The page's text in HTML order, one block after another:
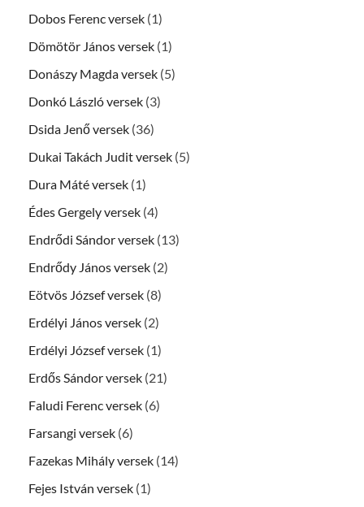
Dobos Ferenc versek (1)
Dömötör János versek (1)
Donászy Magda versek (5)
Donkó László versek (3)
Dsida Jenő versek (36)
Dukai Takách Judit versek (5)
Dura Máté versek (1)
Édes Gergely versek (4)
Endrődi Sándor versek (13)
Endrődy János versek (2)
Eötvös József versek (8)
Erdélyi János versek (2)
Erdélyi József versek (1)
Erdős Sándor versek (21)
Faludi Ferenc versek (6)
Farsangi versek (6)
Fazekas Mihály versek (14)
Fejes István versek (1)